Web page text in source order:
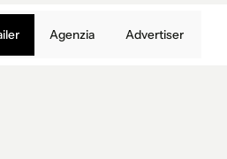
Agenzia Advertiser